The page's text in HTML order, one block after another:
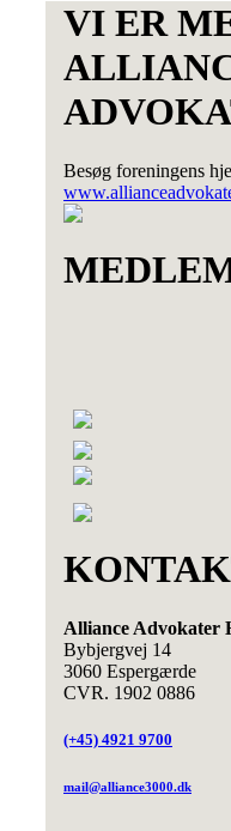
VI ER
Besøg foreningens
Alliance Advokater
Bybjergvej 14
3060 Espergærde
CVR. 1902 0886
(+45) 4921 9700
mail@alliance3000.dk